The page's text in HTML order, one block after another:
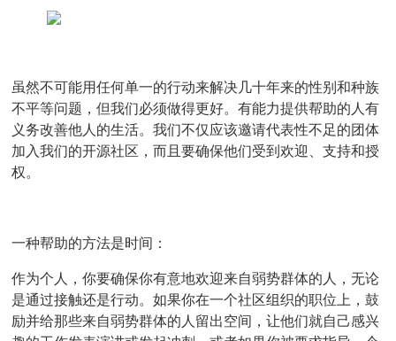
虽然不可能用任何单一的行动来解决几十年来的性别和种族
不平等问题，但我们必须做得更好。有能力提供帮助的人有
义务改善他人的生活。我们不仅应该邀请代表性不足的团体
加入我们的开源社区，而且要确保他们受到欢迎、支持和授
权。
一种帮助的方法是时间：
作为个人
，你要确保你有意地欢迎来自弱势群体的人，无论
是通过接触还是行动。如果你在一个社区组织的职位上，鼓
励并给那些来自弱势群体的人留出空间，让他们就自己感兴